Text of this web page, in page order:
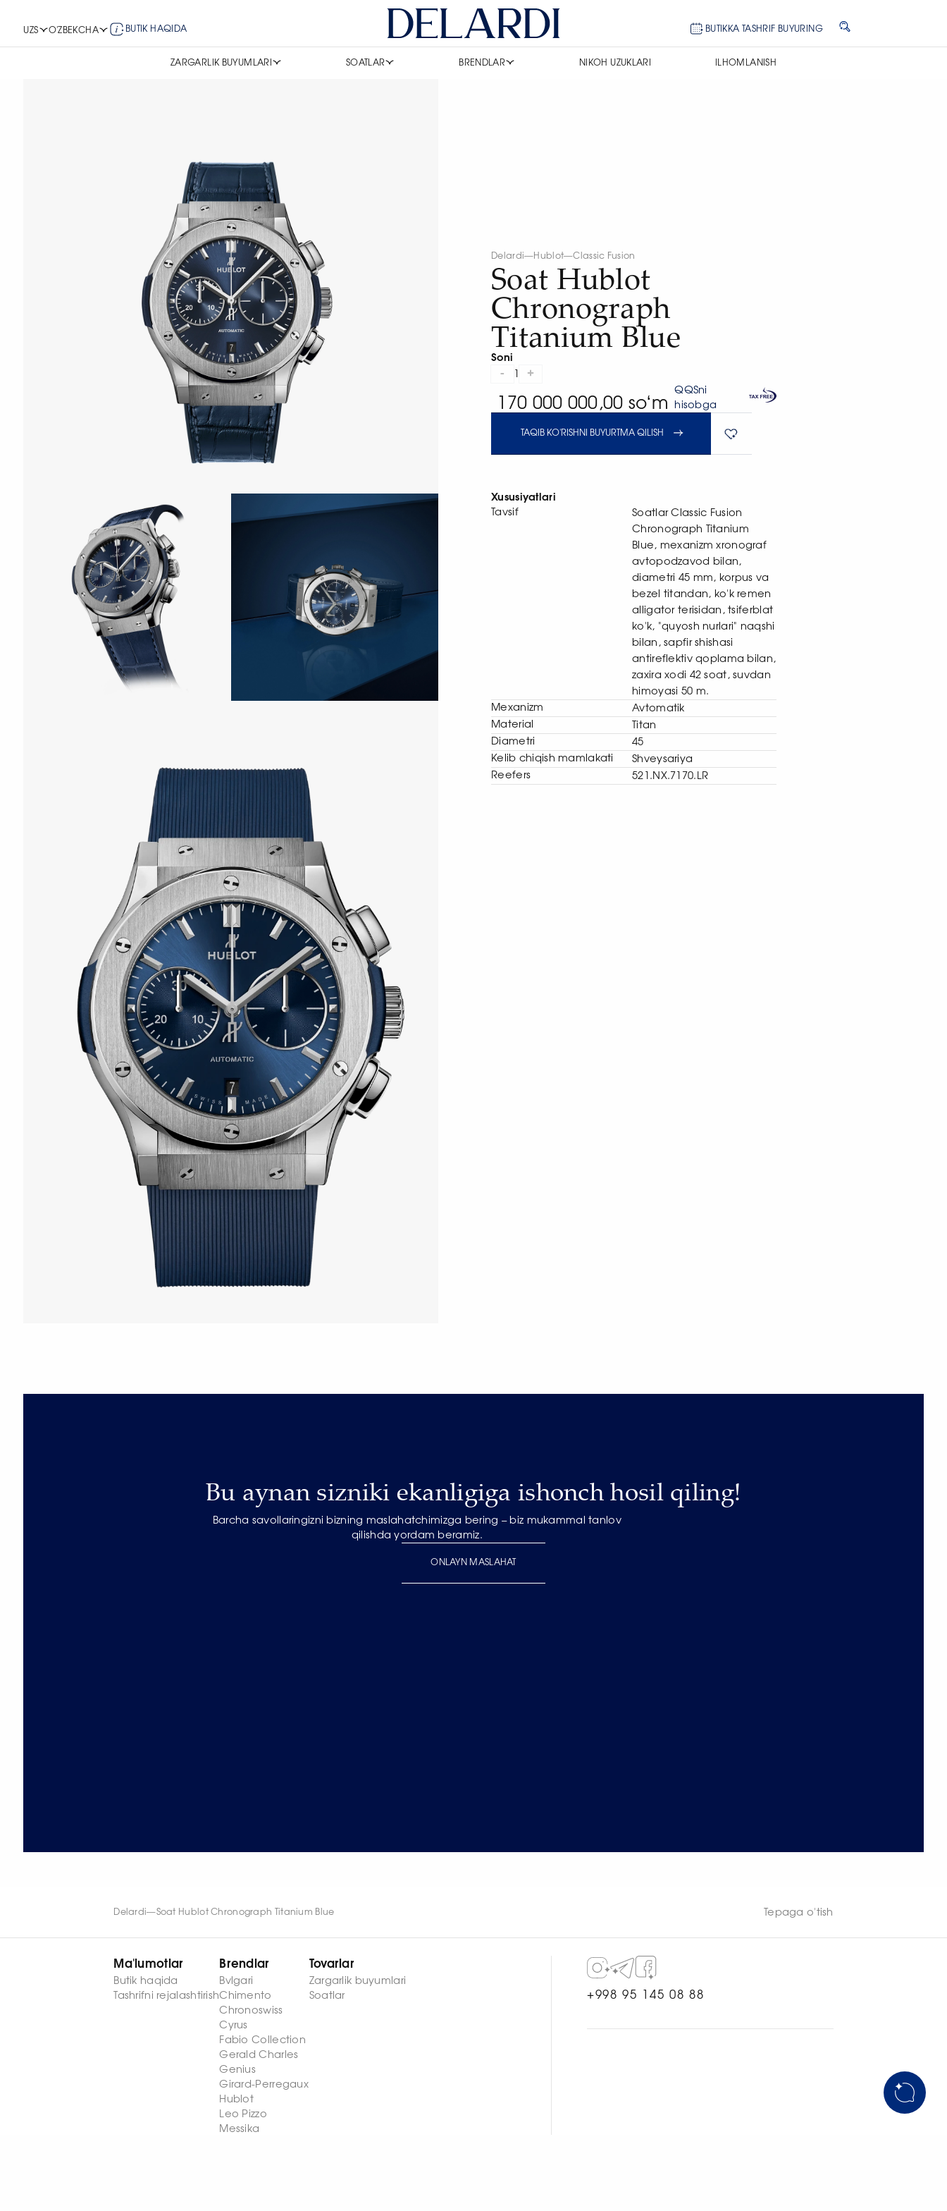
UZS O'ZBEKCHA BUTIK HAQIDA BUTIKKA TASHRIF BUYURING
ZARGARLIK BUYUMLARI SOATLAR BRENDLAR NIKOH UZUKLARI ILHOMLANISH
Delardi—Hublot—Classic Fusion
Soat Hublot
Chronograph
Titanium Blue
Soni
- +
170 000 000,00 soʻm
QQSni
hisobga
TAQIB KO'RISHNI BUYURTMA QILISH
Xususiyatlari
Tavsif
Soatlar Classic Fusion
Chronograph Titanium
Blue, mexanizm xronograf
avtopodzavod bilan,
diametri 45 mm, korpus va
bezel titandan, ko'k remen
alligator terisidan, tsiferblat
ko'k, "quyosh nurlari" naqshi
bilan, sapfir shishasi
antireflektiv qoplama bilan,
zaxira xodi 42 soat, suvdan
himoyasi 50 m.
Mexanizm
Avtomatik
Material
Titan
Diametri
45
Kelib chiqish mamlakati
Shveysariya
Reefers
521.NX.7170.LR
Bu aynan sizniki ekanligiga ishonch hosil qiling!
Barcha savollaringizni bizning maslahatchimizga bering – biz mukammal tanlov
qilishda yordam beramiz.
ONLAYN MASLAHAT
Delardi—Soat Hublot Chronograph Titanium Blue Tepaga o'tish
Ma'lumotlar
Butik haqida
Tashrifni rejalashtirish
Brendlar
Bvlgari
Chimento
Chronoswiss
Cyrus
Fabio Collection
Gerald Charles
Genius
Girard-Perregaux
Hublot
Leo Pizzo
Messika
Tovarlar
Zargarlik buyumlari
Soatlar
+998 95 145 08 88